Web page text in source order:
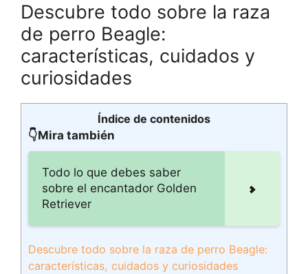
Descubre todo sobre la raza
de perro Beagle:
características, cuidados y
curiosidades
Índice de contenidos
👇Mira también
Todo lo que debes saber
sobre el encantador Golden
Retriever
Descubre todo sobre la raza de perro Beagle:
características, cuidados y curiosidades